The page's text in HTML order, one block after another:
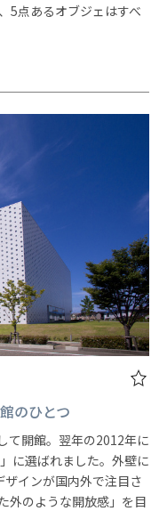
5点あるオブジェはすべ
のひとつ
て開館。翌年の2012年に
に選ばれました。外壁に
インが国内外で注目さ
外のような開放感」を目